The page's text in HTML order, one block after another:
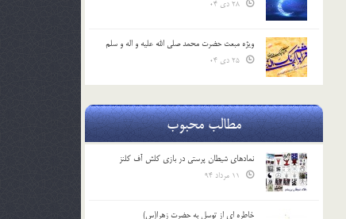
ویژه مبعث حضرت محمد صلی الله علیه و اله و سلم
مطالب محبوب
نمادهای شیطان پرستی در بازی کلش آف کلنز
خاطره ای از توسل به حضرت زهرا(س)